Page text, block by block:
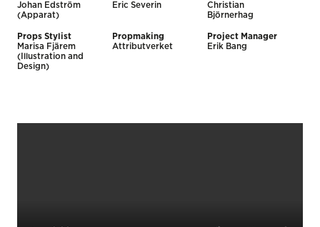
Johan Edström
(Apparat)
Eric Severin
Christian
Björnerhag
Props Stylist
Marisa Fjärem
(Illustration and
Design)
Propmaking
Attributverket
Project Manager
Erik Bang